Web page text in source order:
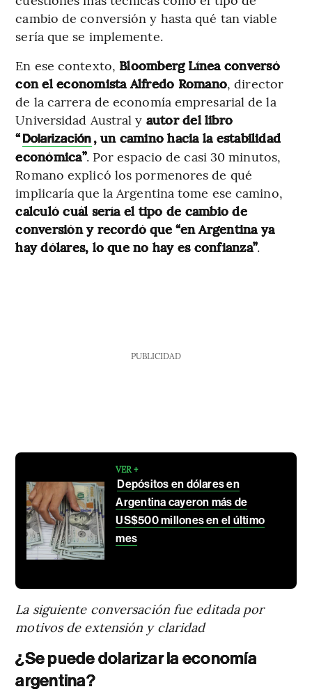
cambio de conversión y hasta qué tan viable
sería que se implemente.
En ese contexto, Bloomberg Línea conversó
con el economista Alfredo Romano, director
de la carrera de economía empresarial de la
Universidad Austral y autor del libro
“Dolarización, un camino hacia la estabilidad
económica”. Por espacio de casi 30 minutos,
Romano explicó los pormenores de qué
implicaría que la Argentina tome ese camino,
calculó cuál sería el tipo de cambio de
conversión y recordó que “en Argentina ya
hay dólares, lo que no hay es confianza”.
PUBLICIDAD
VER +
Depósitos en dólares en
Argentina cayeron más de
US$500 millones en el último
mes
La siguiente conversación fue editada por
motivos de extensión y claridad
¿Se puede dolarizar la economía
argentina?